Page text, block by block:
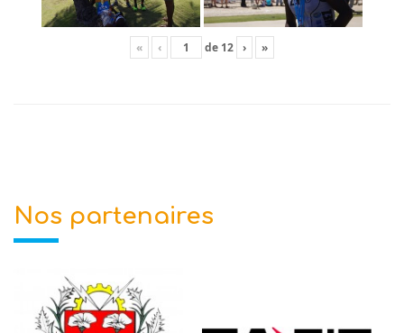
« ‹ de 12 › »
Nos partenaires